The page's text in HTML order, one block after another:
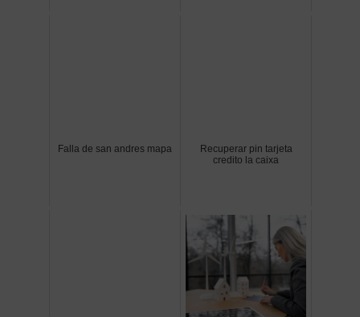
Falla de san andres mapa
Recuperar pin tarjeta
credito la caixa